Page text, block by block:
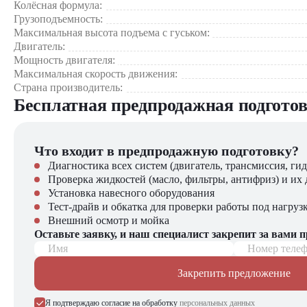
Где применяется Terex DEMAG AC 160-2?
Строительство жилых и коммерческих объектов.
Возведение мостов и промышленных сооружений.
Работы на энергетических и нефтегазовых объектах.
Монтаж и обслуживание высотных зданий.
Инфраструктурные и логистические проекты.
Автокран Terex DEMAG AC 160-2 – это сочетание
безопасность работ. Выбирая данную модель, вы получаете
Автокран Terex DEMAG AC 160-2 можно купить в
выбор спецтехники, вилочной и малой складской техники,
Колёсная формула:
Грузоподъемность:
Максимальная высота подъема с гуськом:
Двигатель:
Мощность двигателя:
Максимальная скорость движения:
Страна производитель:
Бесплатная предпродажная
Что входит в предпродажную подготовку?
Диагностика всех систем (двигатель, трансмиссия,
Проверка жидкостей (масло, фильтры, антифриз) и их
Установка навесного оборудования
Тест-драйв и обкатка для проверки работы под
Внешний осмотр и мойка
Оставьте заявку, и наш специалист закрепит за вами
Имя
Номер
Закрепить предложение
Я подтверждаю согласие на обработку персональных данных